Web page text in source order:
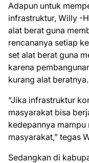
Adapun untuk
infrastruktur, Willy -
alat berat guna
rencananya setiap
set alat berat guna
karena
kurang alat beratnya.
“Jika infrastruktur
masyarakat bisa
kedepannya
masyarakat,” tegas
Sedangkan di